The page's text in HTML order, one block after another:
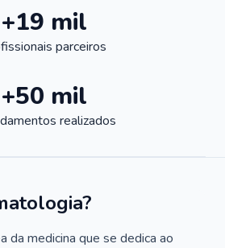
+19 mil
parceiros
+50 mil
realizados
da medicina que se dedica ao